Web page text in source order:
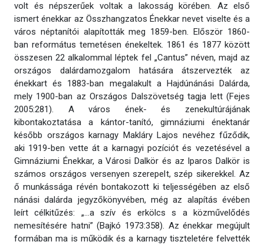
volt és népszerűek voltak a lakosság körében. Az első
ismert énekkar az Összhangzatos Énekkar nevet viselte és a
város néptanítói alapították meg 1859-ben. Először 1860-
ban református temetésen énekeltek. 1861 és 1877 között
összesen 22 alkalommal léptek fel „Cantus” néven, majd az
országos dalárdamozgalom hatására átszervezték az
énekkart és 1883-ban megalakult a Hajdúnánási Dalárda,
mely 1900-ban az Országos Dalszövetség tagja lett (Fejes
2005:281). A város ének- és zenekultúrájának
kibontakoztatása a kántor-tanító, gimnáziumi énektanár
később országos karnagy Makláry Lajos nevéhez fűződik,
aki 1919-ben vette át a karnagyi pozíciót és vezetésével a
Gimnáziumi Énekkar, a Városi Dalkör és az Iparos Dalkör is
számos országos versenyen szerepelt, szép sikerekkel. Az
ő munkássága révén bontakozott ki teljességében az első
nánási dalárda jegyzőkönyvében, még az alapítás évében
leírt célkitűzés: „…a szív és erkölcs s a közművelődés
nemesítésére hatni” (Bajkó 1973:358). Az énekkar megújult
formában ma is működik és a karnagy tiszteletére felvették